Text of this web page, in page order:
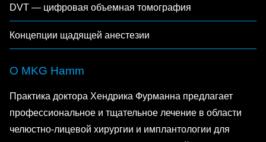
DVT — цифровая объемная томография
Концепции щадящей анестезии
О MKG Hamm
Практика доктора Хендрика Фурманна предлагает
профессиональное и тщательное лечение в области
челюстно-лицевой хирургии и имплантологии для